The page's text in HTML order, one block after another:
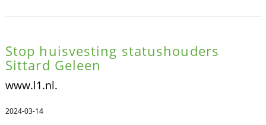
Stop huisvesting statushouders
Sittard Geleen
www.l1.nl.
2024-03-14